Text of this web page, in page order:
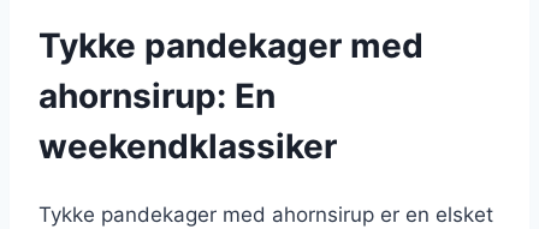
Tykke pandekager med
ahornsirup: En
weekendklassiker
Tykke pandekager med ahornsirup er en elsket